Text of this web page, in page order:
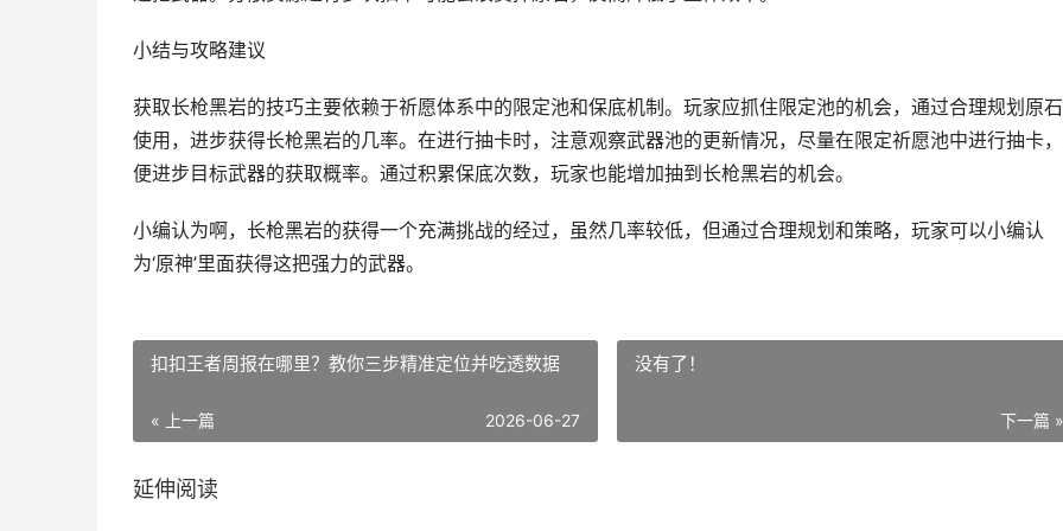
小结与攻略建议
获取长枪黑岩的技巧主要依赖于祈愿体系中的限定池和保底机制。玩家应抓住限定池的机会，通过合理规划原
使用，进步获得长枪黑岩的几率。在进行抽卡时，注意观察武器池的更新情况，尽量在限定祈愿池中进行抽卡
便进步目标武器的获取概率。通过积累保底次数，玩家也能增加抽到长枪黑岩的机会。
小编认为啊，长枪黑岩的获得一个充满挑战的经过，虽然几率较低，但通过合理规划和策略，玩家可以小编认
为‘原神’里面获得这把强力的武器。
扣扣王者周报在哪里？教你三步精准定位并吃透数据
« 上一篇 2026-06-27
没有了！
下一篇 »
延伸阅读